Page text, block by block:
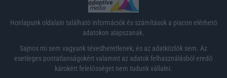
Honlapunk oldalain található információk és számítások a piacon elérhető
adatokon alapszanak.
Sajnos mi sem vagyunk tévedhetetlenek, és az adatközlők sem. Az
esetleges pontatlanságokért valamint az adatok felhasználásból eredő
károkért felelősséget nem tudunk vállalni.